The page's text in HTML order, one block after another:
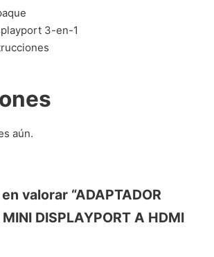
3-en-1
aún.
valorar “ADAPTADOR
DISPLAYPORT A HDMI